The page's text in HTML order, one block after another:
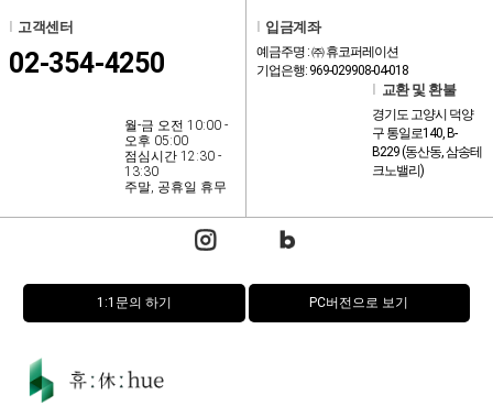
고객센터
02-354-4250
월-금 오전 10:00 -
오후 05:00
점심시간 12:30 -
13:30
주말, 공휴일 휴무
입금계좌
예금주명 : ㈜ 휴코퍼레이션
기업은행: 969-029908-04-018
교환 및 환불
경기도 고양시 덕양
구 통일로140, B-
B229 (동산동, 삼송테
크노밸리)
1:1문의 하기 PC버전으로 보기